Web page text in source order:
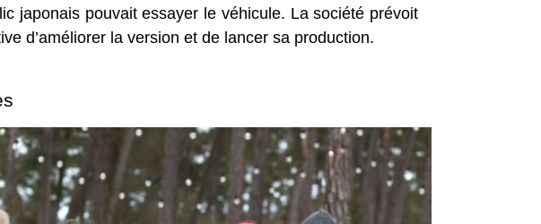
japonais pouvait essayer le véhicule. La société prévoit
d’améliorer la version et de lancer sa production.